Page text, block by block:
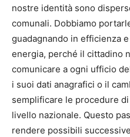
nostre identità sono
comunali. Dobbiamo
guadagnando in efficienza
energia, perché il cittadino
comunicare a ogni ufficio
i suoi dati anagrafici o il
semplificare le procedure
livello nazionale. Questo
rendere possibili